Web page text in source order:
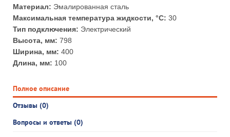
Материал: Эмалированная сталь
Максимальная температура жидкости, °С: 30
Тип подключения: Электрический
Высота, мм: 798
Ширина, мм: 400
Длина, мм: 100
Полное описание
Отзывы (0)
Вопросы и ответы (0)